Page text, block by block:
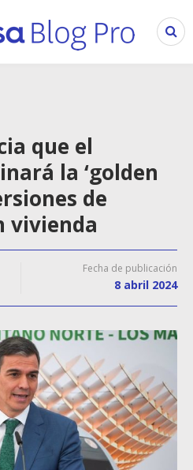
que el
la ‘golden
de
vivienda
Fecha de publicación
8 abril 2024